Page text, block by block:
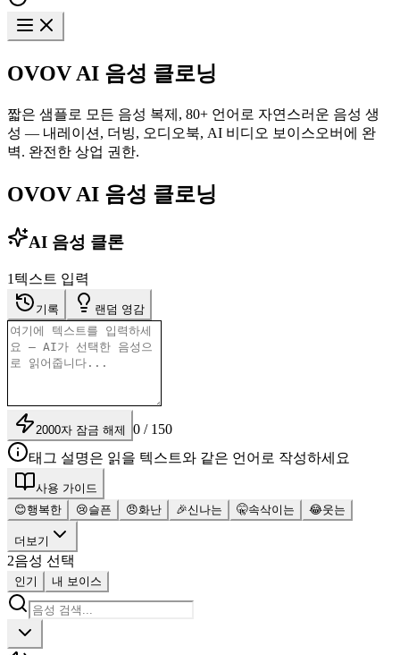
OVOV AI 음성 클로닝
짧은 샘플로 모든 음성 복제, 80+ 언어로 자연스러운 음성 생
성 — 내레이션, 더빙, 오디오북, AI 비디오 보이스오버에 완
벽. 완전한 상업 권한.
OVOV AI 음성 클로닝
AI 음성 클론
1 텍스트 입력
기록 랜덤 영감
2000자 잠금 해제
0 / 150
태그 설명은 읽을 텍스트와 같은 언어로 작성하세요
사용 가이드
😊행복한 😢슬픈 😠화난 🎉신나는 🤫속삭이는 😂웃는
더보기
2음성 선택
인기 내 보이스